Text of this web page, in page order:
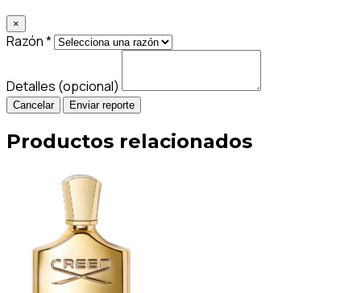
×
Razón *
Detalles (opcional)
Cancelar Enviar reporte
Productos relacionados